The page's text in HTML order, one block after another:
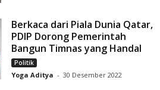
Berkaca dari Piala Dunia Qatar,
PDIP Dorong Pemerintah
Bangun Timnas yang Handal
Politik
Yoga Aditya - 30 Desember 2022